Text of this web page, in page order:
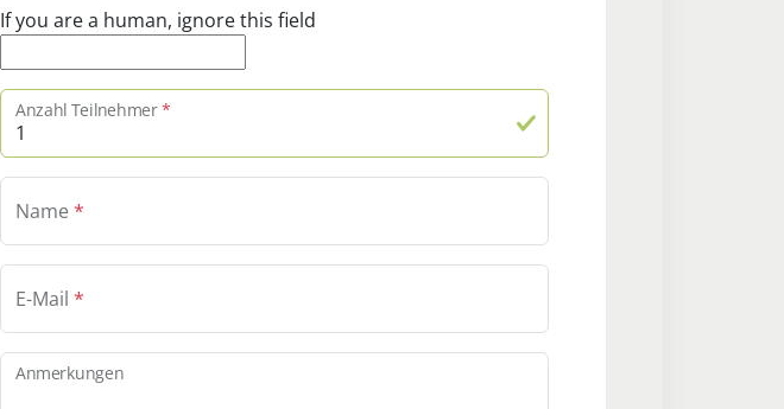
If you are a human, ignore this field
Anzahl Teilnehmer*
Name *
E-Mail *
Anmerkungen